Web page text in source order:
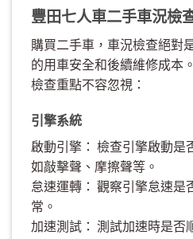
豐田七人車二手車況檢
購買二手車，車況檢查絕對
的用車安全和後續維修成本
檢查重點不容忽視：
引擎系統
啟動引擎： 檢查引擎啟動是
如敲擊聲、摩擦聲等。
怠速運轉： 觀察引擎怠速是
常。
加速測試： 測試加速時是否